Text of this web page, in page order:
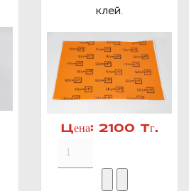
клей.
Цена: 2100 Тг.